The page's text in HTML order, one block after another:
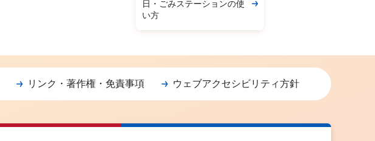
日・ごみステーションの使
い方
リンク・著作権・免責事項 ウェブアクセシビリティ方針